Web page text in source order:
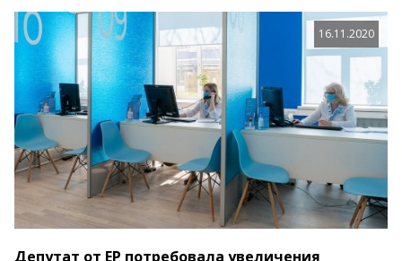
16.11.2020
Депутат от ЕР потребовала увеличения